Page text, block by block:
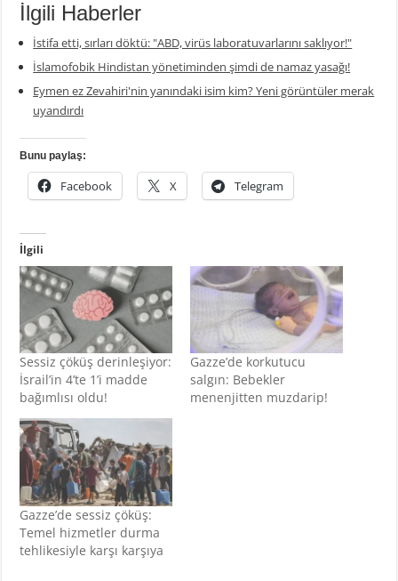
İlgili Haberler
İstifa etti, sırları döktü: "ABD, virüs laboratuvarlarını saklıyor!"
İslamofobik Hindistan yönetiminden şimdi de namaz yasağı!
Eymen ez Zevahiri'nin yanındaki isim kim? Yeni görüntüler merak
uyandırdı
Bunu paylaş:
Facebook X Telegram
İlgili
Sessiz çöküş derinleşiyor:
İsrail’in 4’te 1’i madde
bağımlısı oldu!
Gazze’de korkutucu
salgın: Bebekler
menenjitten muzdarip!
Gazze’de sessiz çöküş:
Temel hizmetler durma
tehlikesiyle karşı karşıya